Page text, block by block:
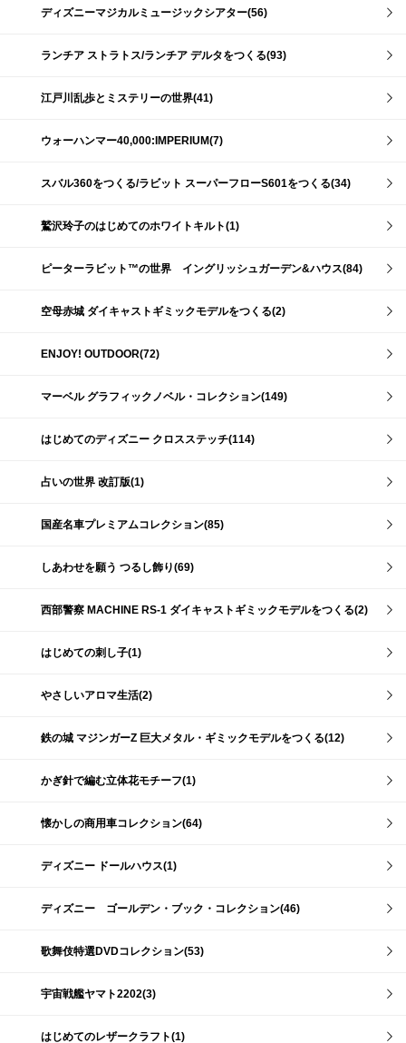
ディズニーマジカルミュージックシアター(56)
ランチア ストラトス/ランチア デルタをつくる(93)
江戸川乱歩とミステリーの世界(41)
ウォーハンマー40,000:IMPERIUM(7)
スバル360をつくる/ラビット スーパーフローS601をつくる(34)
鷲沢玲子のはじめてのホワイトキルト(1)
ピーターラビット™の世界 イングリッシュガーデン&ハウス(84)
空母赤城 ダイキャストギミックモデルをつくる(2)
ENJOY! OUTDOOR(72)
マーベル グラフィックノベル・コレクション(149)
はじめてのディズニー クロスステッチ(114)
占いの世界 改訂版(1)
国産名車プレミアムコレクション(85)
しあわせを願う つるし飾り(69)
西部警察 MACHINE RS-1 ダイキャストギミックモデルをつくる(2)
はじめての刺し子(1)
やさしいアロマ生活(2)
鉄の城 マジンガーZ 巨大メタル・ギミックモデルをつくる(12)
かぎ針で編む立体花モチーフ(1)
懐かしの商用車コレクション(64)
ディズニー ドールハウス(1)
ディズニー ゴールデン・ブック・コレクション(46)
歌舞伎特選DVDコレクション(53)
宇宙戦艦ヤマト2202(3)
はじめてのレザークラフト(1)